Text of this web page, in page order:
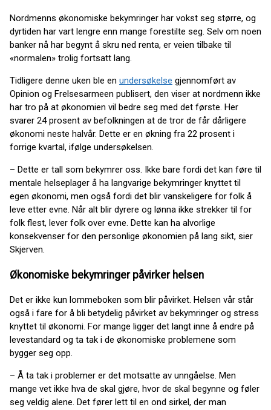
Nordmenns økonomiske bekymringer har vokst seg større, og
dyrtiden har vart lengre enn mange forestilte seg. Selv om noen
banker nå har begynt å skru ned renta, er veien tilbake til
«normalen» trolig fortsatt lang.
Tidligere denne uken ble en undersøkelse gjennomført av
Opinion og Frelsesarmeen publisert, den viser at nordmenn ikke
har tro på at økonomien vil bedre seg med det første. Her
svarer 24 prosent av befolkningen at de tror de får dårligere
økonomi neste halvår. Dette er en økning fra 22 prosent i
forrige kvartal, ifølge undersøkelsen.
– Dette er tall som bekymrer oss. Ikke bare fordi det kan føre til
mentale helseplager å ha langvarige bekymringer knyttet til
egen økonomi, men også fordi det blir vanskeligere for folk å
leve etter evne. Når alt blir dyrere og lønna ikke strekker til for
folk flest, lever folk over evne. Dette kan ha alvorlige
konsekvenser for den personlige økonomien på lang sikt, sier
Skjerven.
Økonomiske bekymringer påvirker helsen
Det er ikke kun lommeboken som blir påvirket. Helsen vår står
også i fare for å bli betydelig påvirket av bekymringer og stress
knyttet til økonomi. For mange ligger det langt inne å endre på
levestandard og ta tak i de økonomiske problemene som
bygger seg opp.
– Å ta tak i problemer er det motsatte av unngåelse. Men
mange vet ikke hva de skal gjøre, hvor de skal begynne og føler
seg veldig alene. Det fører lett til en ond sirkel, der man